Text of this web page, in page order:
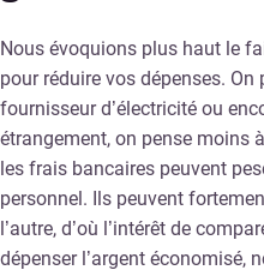
Nous évoquions plus haut le
pour réduire vos dépenses.
fournisseur d’électricité ou
étrangement, on pense moins
les frais bancaires peuvent
personnel. Ils peuvent
l’autre, d’où l’intérêt de
dépenser l’argent économisé,